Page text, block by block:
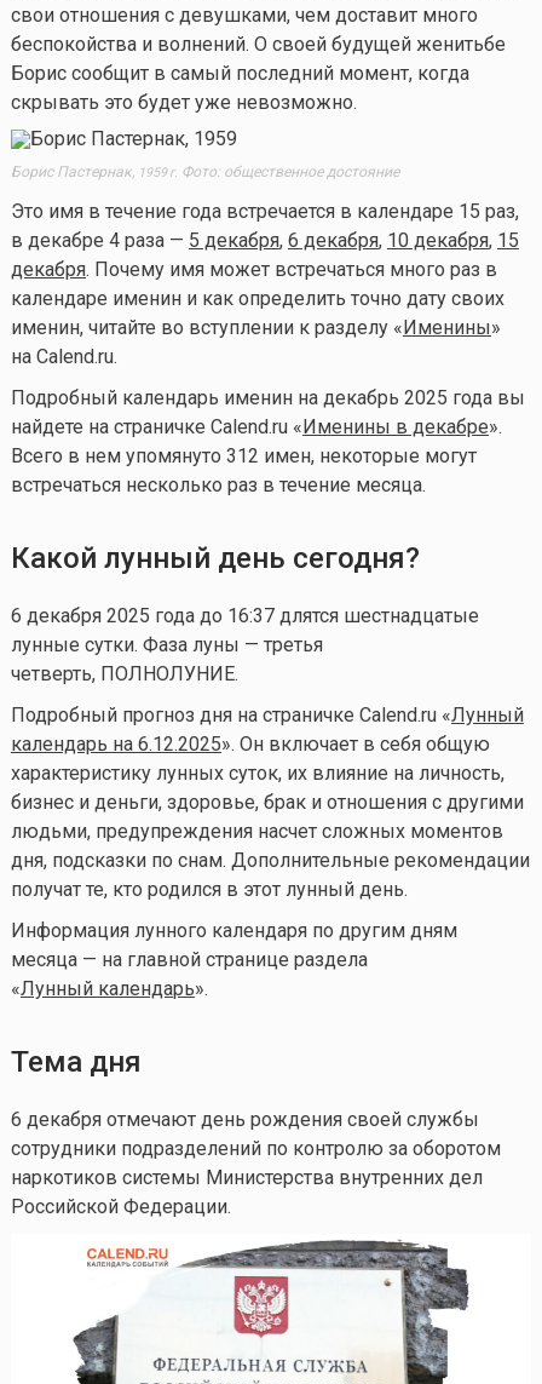
свои отношения с девушками, чем доставит много
беспокойства и волнений. О своей будущей женитьбе
Борис сообщит в самый последний момент, когда
скрывать это будет уже невозможно.
Борис Пастернак, 1959 г. Фото: общественное достояние
Это имя в течение года встречается в календаре 15 раз,
в декабре 4 раза — 5 декабря, 6 декабря, 10 декабря, 15
декабря. Почему имя может встречаться много раз в
календаре именин и как определить точно дату своих
именин, читайте во вступлении к разделу « Именины»
на Calend.ru.
Подробный календарь именин на декабрь 2025 года вы
найдете на страничке Calend.ru « Именины в декабре».
Всего в нем упомянуто 312 имен, некоторые могут
встречаться несколько раз в течение месяца.
Какой лунный день сегодня?
6 декабря 2025 года до 16:37 длятся шестнадцатые
лунные сутки. Фаза луны — третья
четверть, ПОЛНОЛУНИЕ.
Подробный прогноз дня на страничке Calend.ru «Лунный
календарь на 6.12.2025». Он включает в себя общую
характеристику лунных суток, их влияние на личность,
бизнес и деньги, здоровье, брак и отношения с другими
людьми, предупреждения насчет сложных моментов
дня, подсказки по снам. Дополнительные рекомендации
получат те, кто родился в этот лунный день.
Информация лунного календаря по другим дням
месяца — на главной странице раздела
«Лунный календарь».
Тема дня
6 декабря отмечают день рождения своей службы
сотрудники подразделений по контролю за оборотом
наркотиков системы Министерства внутренних дел
Российской Федерации.